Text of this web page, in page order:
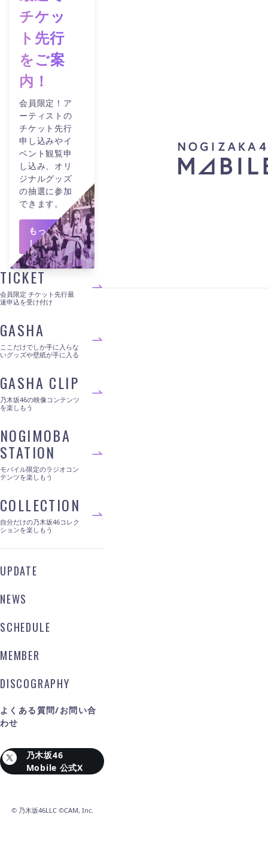
チケッ
ト先行
をご案
内！
会員限定！ア
ーティストの
チケット先行
申し込みやイ
ベント観覧申
し込み、オリ
ジナルグッズ
の抽選に参加
できます。
もっと詳
しくみる
TICKET
会員限定 チケット先行最
速申込を受け付け
GASHA
ここだけでしか手に入らな
いグッズや壁紙が手に入る
GASHA CLIP
乃木坂46の映像コンテンツ
を楽しもう
NOGIMOBA
STATION
モバイル限定のラジオコン
テンツを楽しもう
COLLECTION
自分だけの乃木坂46コレク
ションを楽しもう
UPDATE
NEWS
SCHEDULE
MEMBER
DISCOGRAPHY
よくある質問/お問い合
わせ
乃木坂46
Mobile 公式X
© 乃木坂46LLC ©CAM, Inc.